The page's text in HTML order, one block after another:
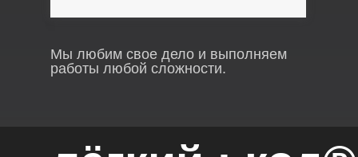
Мы любим свое дело и выполняем
работы любой сложности.